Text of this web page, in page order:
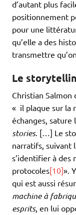
d’autant plus
positionnement
pour une
qu’elle a des
transmettre
Le
Christian
« il plaque sur la
échanges, sature
stories. […] Le
narratifs, suivant
s’identifier à des
protocoles[10]».
qui est aussi
machine à
esprits, en lui